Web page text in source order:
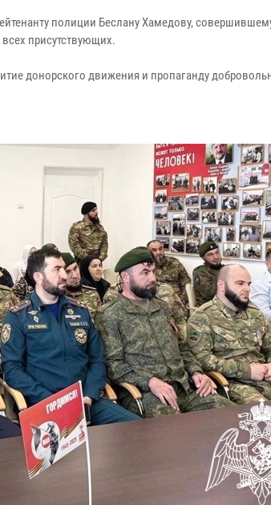
полиции Беслану Хамедову,
присутствующих.
донорского движения и пропаганду